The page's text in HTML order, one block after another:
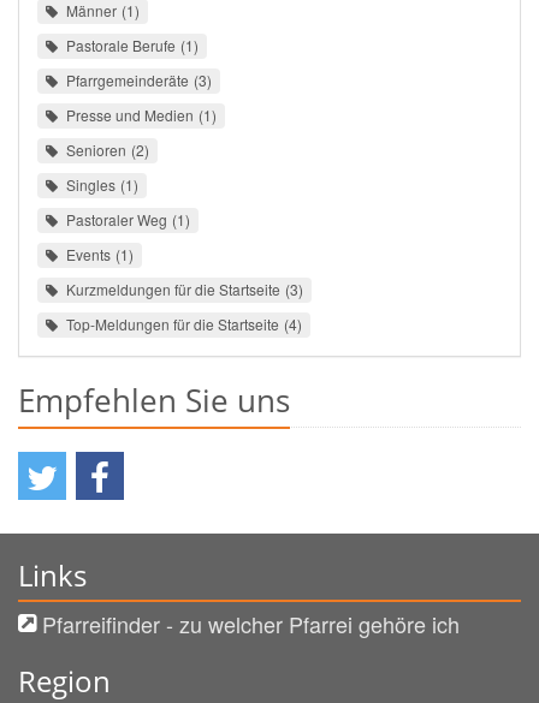
Männer 1
Pastorale Berufe 1
Pfarrgemeinderäte 3
Presse und Medien 1
Senioren 2
Singles 1
Pastoraler Weg 1
Events 1
Kurzmeldungen für die Startseite 3
Top-Meldungen für die Startseite 4
Empfehlen Sie uns
Links
Pfarreifinder - zu welcher Pfarrei gehöre ich
Region